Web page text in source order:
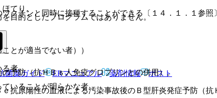
てり。
とが適当でない者））
者。
いることが明らかな者。
クチンと同時に接種することができる〔１４．１．１参照
予防（抗ＨＢｓ人免疫グロブリンとの併用）。
抗原陽性の血液による汚染事故後のＢ型肝炎発症予防（抗
目的としたプログラムではありません。
菌薬ガイド ERマニュアル 薬剤情報 ポスト